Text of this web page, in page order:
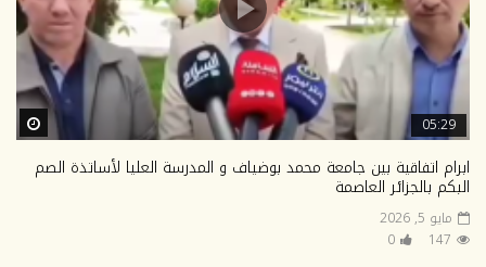
05:29
ابرام اتفاقية بين جامعة محمد بوضياف و المدرسة العليا لأساتذة الصم
البكم بالجزائر العاصمة
مايو 5, 2026
147
0